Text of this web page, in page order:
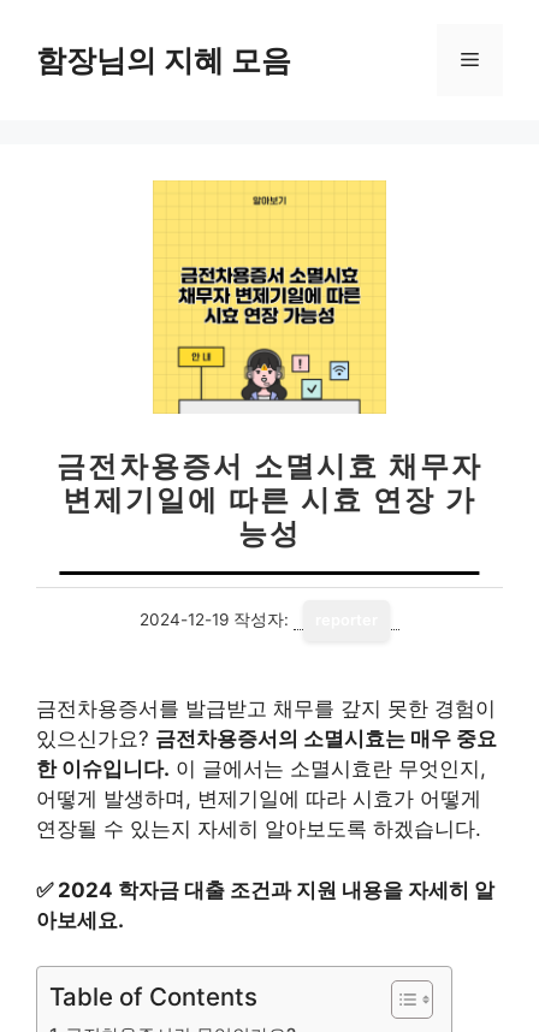
함장님의 지혜 모음 메
금전차용증서 소멸시효 채무자
변제기일에 따른 시효 연장 가
능성
2024-12-19 작성자:
금전차용증서를 발급받고 채무를 갚지 못한 경험이
있으신가요? 금전차용증서의 소멸시효는 매우 중요
한 이슈입니다. 이 글에서는 소멸시효란 무엇인지,
어떻게 발생하며, 변제기일에 따라 시효가 어떻게
연장될 수 있는지 자세히 알아보도록 하겠습니다.
✅ 2024 학자금 대출 조건과 지원 내용을 자세히 알
아보세요.
Table of Contents